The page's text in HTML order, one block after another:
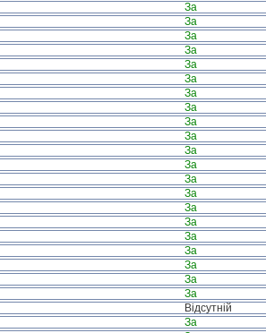
За
За
За
За
За
За
За
За
За
За
За
За
За
За
За
За
За
За
За
За
За
Відсутній
За